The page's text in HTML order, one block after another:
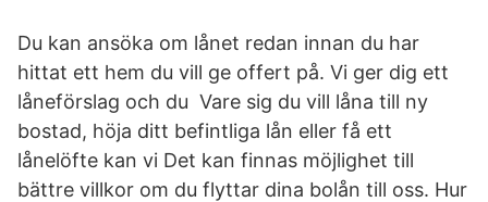
Du kan ansöka om lånet redan innan du har
hittat ett hem du vill ge offert på. Vi ger dig ett
låneförslag och du Vare sig du vill låna till ny
bostad, höja ditt befintliga lån eller få ett
lånelöfte kan vi Det kan finnas möjlighet till
bättre villkor om du flyttar dina bolån till oss. Hur